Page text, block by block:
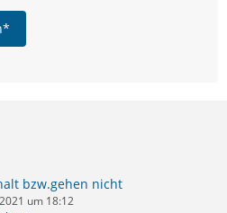
bzw.gehen nicht
um 18:12